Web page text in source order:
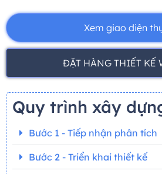
Xem giao diện
ĐẶT HÀNG THIẾT KẾ
Quy trình xây
Bước 1 - Tiếp nhận phân tích
Bước 2 - Triển khai thiết kế